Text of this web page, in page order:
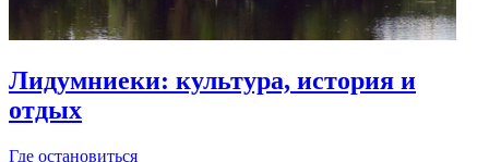
Лидумниеки: культура, история и
отдых
Где остановиться